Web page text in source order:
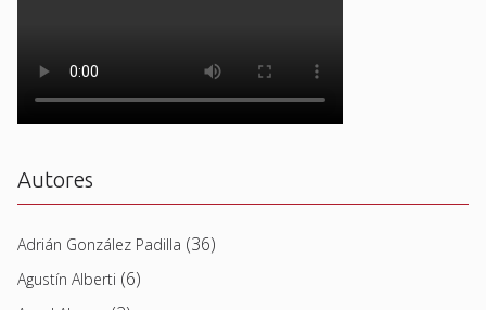
Autores
Adrián González Padilla (36)
Agustín Alberti (6)